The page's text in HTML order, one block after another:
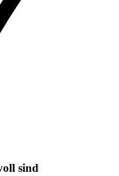
sind